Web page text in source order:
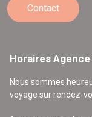
Contact
Horaires
Nous sommes
voyage sur rendez-